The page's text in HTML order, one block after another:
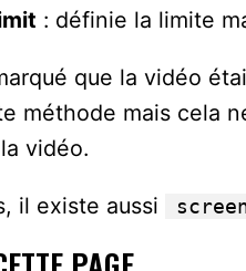
: définie la limite
que la vidéo
méthode mais cela
vidéo.
il existe aussi